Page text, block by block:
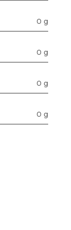
0 g
0 g
0 g
0 g